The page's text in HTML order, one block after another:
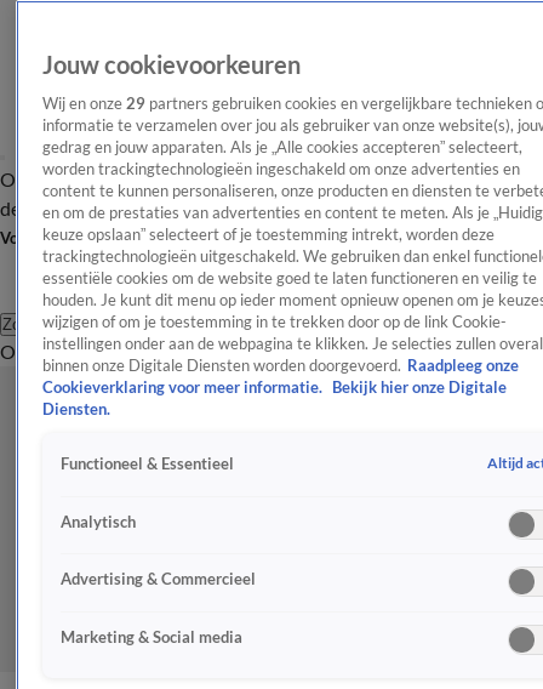
OverzichtAfleveringen Entertainment TV Algemeen
Tip
de redactieNieuwsbrief
Volg Shownieuws
Zoeken
OverzichtEntertainmentSpraakmakendRealityCrimeVideo's
Jouw cookievoorkeuren
Wij en onze 29 partners gebruiken cookies en vergelijkbare technieken
informatie te verzamelen over jou als gebruiker van onze website(s),
gedrag en jouw apparaten. Als je „Alle cookies accepteren” selecteert,
worden trackingtechnologieën ingeschakeld om onze advertenties en
content te kunnen personaliseren, onze producten en diensten te
en om de prestaties van advertenties en content te meten. Als je
keuze opslaan” selecteert of je toestemming intrekt, worden deze
trackingtechnologieën uitgeschakeld. We gebruiken dan enkel
essentiële cookies om de website goed te laten functioneren en veilig te
houden. Je kunt dit menu op ieder moment opnieuw openen om je
wijzigen of om je toestemming in te trekken door op de link Cookie-
instellingen onder aan de webpagina te klikken. Je selecties zullen overal
binnen onze Digitale Diensten worden doorgevoerd. Raadpleeg onze
Cookieverklaring voor meer informatie.
Bekijk hier onze Digitale
Diensten.
Functioneel & Essentieel Altijd
Analytisch
Advertising & Commercieel
Marketing & Social media